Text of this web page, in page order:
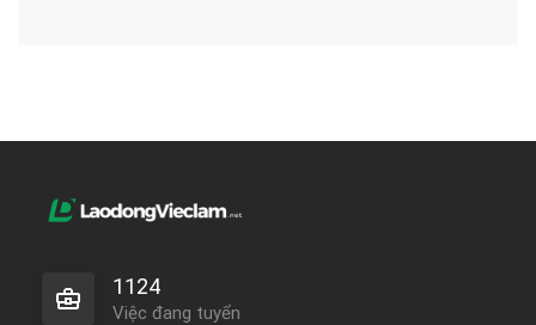
1124
Việc đang tuyển